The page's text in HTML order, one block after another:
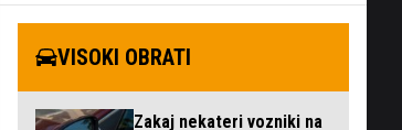
VISOKI OBRATI
Zakaj nekateri vozniki na